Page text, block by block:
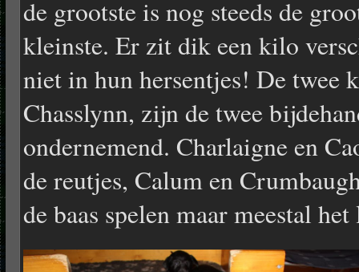
de grootste is nog steeds de
kleinste. Er zit dik een kilo
niet in hun hersentjes! De twee
Chasslynn, zijn de twee
ondernemend. Charlaigne en
de reutjes, Calum en
de baas spelen maar meestal